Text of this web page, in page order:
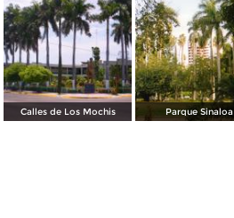
Calles de Los Mochis Parque Sinaloa